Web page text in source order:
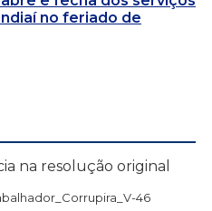
no feriado de
na resolução original
46